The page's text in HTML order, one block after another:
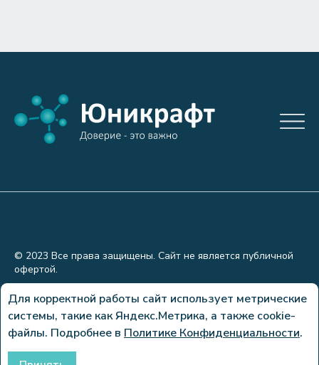
© 2023 Все права защищены. Сайт не является публичной
офертой.
Политика конфиденциальности
Сделано в
Для корректной работы сайт использует метрические
системы, такие как Яндекс.Метрика, а также cookie-
файлы. Подробнее в Политике Конфиденциальности.